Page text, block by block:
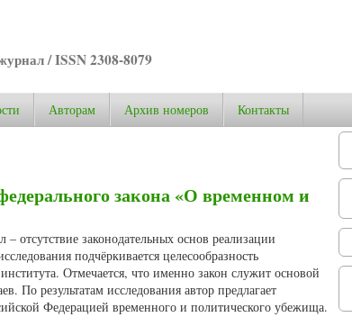
/ ISSN 2308-8079
Авторам Архив номеров Контакты
закона «О временном и
отсутствие законодательных основ реализации
подчёркивается целесообразность
Отмечается, что именно закон служит основой
По результатам исследования автор предлагает
Федерацией временного и политического убежища.